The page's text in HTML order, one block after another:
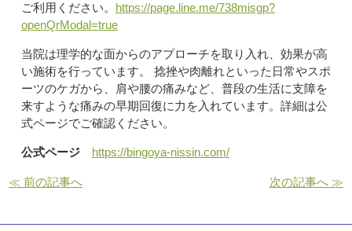
ご利用ください。 https://page.line.me/738misgp?
openQrModal=true
当院は理学的な面からのアプローチを取り入れ、効果が高
い施術を行っています。 捻挫や肉離れといった日常やスポ
ーツのケガから、肩や腰の痛みなど、普段の生活に支障を
来すような痛みの早期回復に力を入れています。詳細は公
式ページでご確認ください。
公式ページ https://bingoya-nissin.com/
≪ 前の記事へ 次の記事へ ≫